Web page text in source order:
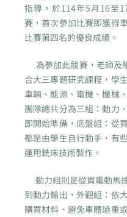
指導，於114年5月16至
賽，首次參加比賽即獲得
比賽第四名的優良成績。
為參加此競賽，老師及
合大三專題研究課程，學
車輛、能源、電機、機械
團隊總共分為三組：動力
即開始準備，底盤組：從
都是由學生自行動手，有
運用銑床技術製作。
動力組則是從買電動馬
到動力輸出，外觀組：依
購買材料、避免車體過重